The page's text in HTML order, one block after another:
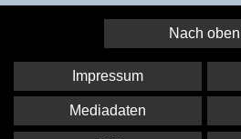
Nach oben
Impressum
Mediadaten